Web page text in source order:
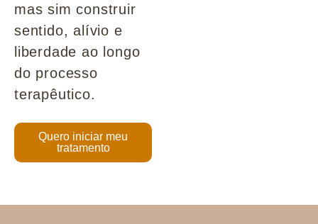
mas sim construir
sentido, alívio e
liberdade ao longo
do processo
terapêutico.
Quero iniciar meu
tratamento